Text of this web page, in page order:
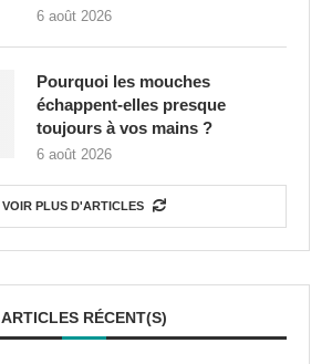
6 août 2026
Pourquoi les mouches
échappent-elles presque
toujours à vos mains ?
6 août 2026
VOIR PLUS D'ARTICLES
ARTICLES RÉCENT(S)